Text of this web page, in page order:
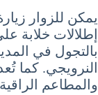
يمكن للزوار
إطلالات خلابة
بالتجول في
النرويجي. كما
والمطاعم